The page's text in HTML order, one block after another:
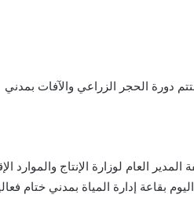
دورة الحجر الزراعي والآفات بمدني
العام لوزارة الإنتاج والموارد
بقاعة إدارة المياة بمدني ختام